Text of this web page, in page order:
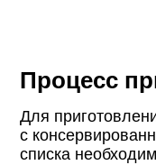
Процесс
Для
с
списка